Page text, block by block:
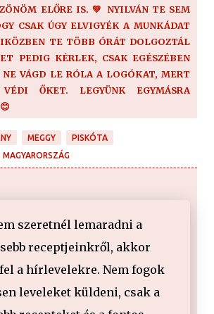
ELŐRE IS. 💚 NYILVÁN TE SEM
CSAK ÚGY ELVIGYÉK A MUNKÁDAT
TE TÖBB ÓRÁT DOLGOZTÁL
PEDIG KÉRLEK, CSAK EGÉSZÉBEN
VÁGD LE RÓLA A LOGÓKAT, MERT
ŐKET. LEGYÜNK EGYMÁSRA
MEGGY PISKÓTA
MAGYARORSZÁG
szeretnél lemaradni a
receptjeinkről, akkor
a hírlevelekre. Nem fogok
leveleket küldeni, csak a